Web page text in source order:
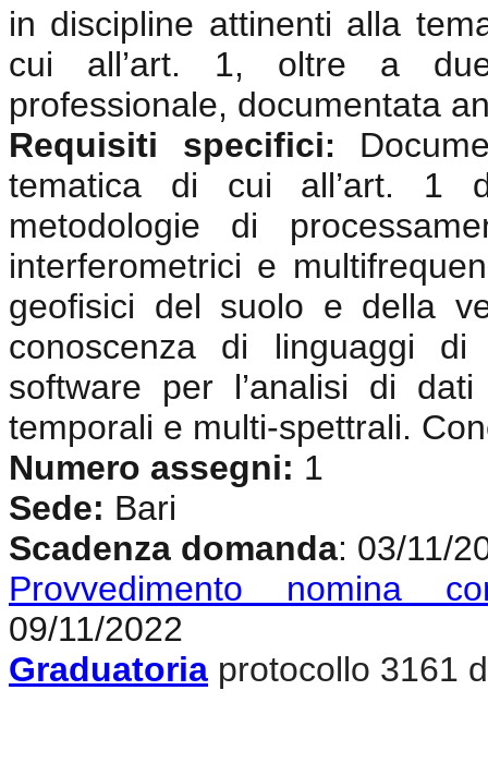
in discipline attinenti alla
cui all’art. 1, oltre a
professionale, documentata
Requisiti specifici:
tematica di cui all’art. 1
metodologie di
interferometrici e
geofisici del suolo e della
conoscenza di linguaggi
software per l’analisi di
temporali e multi-spettrali.
Numero assegni: 1
Sede: Bari
Scadenza domanda: 03/11/
Provvedimento nomina
09/11/2022
Graduatoria protocollo 3161